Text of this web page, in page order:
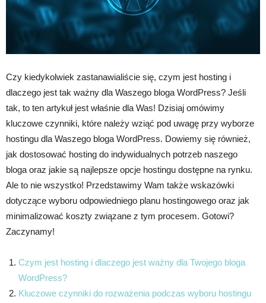
Czy kiedykolwiek zastanawialiście się, czym jest hosting i
dlaczego jest tak ważny dla Waszego bloga WordPress? Jeśli
tak, to ten artykuł jest właśnie dla Was! Dzisiaj omówimy
kluczowe czynniki, które należy wziąć pod uwagę przy wyborze
hostingu dla Waszego bloga WordPress. Dowiemy się również,
jak dostosować hosting do indywidualnych potrzeb naszego
bloga oraz jakie są najlepsze opcje hostingu dostępne na rynku.
Ale to nie wszystko! Przedstawimy Wam także wskazówki
dotyczące wyboru odpowiedniego planu hostingowego oraz jak
minimalizować koszty związane z tym procesem. Gotowi?
Zaczynamy!
Czym jest hosting i dlaczego jest ważny dla Twojego bloga
WordPress?
Kluczowe czynniki do rozważenia podczas wyboru hostingu